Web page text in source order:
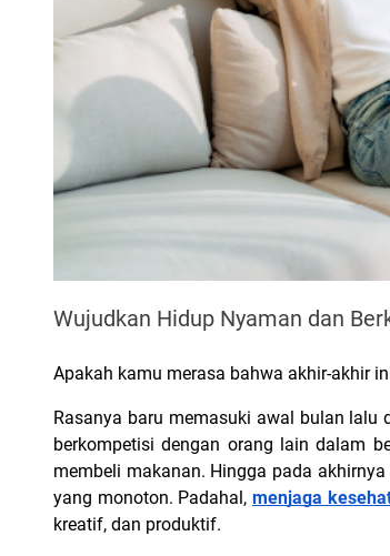
Wujudkan Hidup Nyaman dan
Apakah kamu merasa bahwa akhir-akhir
Rasanya baru memasuki awal bulan lalu
berkompetisi dengan orang lain dalam
membeli makanan. Hingga pada
yang monoton. Padahal, menjaga
kreatif, dan produktif.